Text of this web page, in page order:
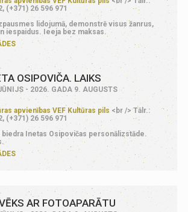
(+371) 26 596 971
lidojumā, demonstrē visus žanrus,
iespaidus. Ieeja bez maksas.
OSIPOVIČA. LAIKS
- 2026. GADA 9. AUGUSTS
apvienības VEF Kultūras pils <br /> Tālr.:
(+371) 26 596 971
biedra Inetas Osipovičas personālizstāde.
AR FOTOAPARĀTU